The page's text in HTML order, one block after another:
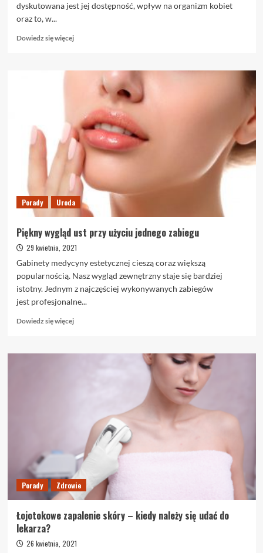
dyskutowana jest jej dostępność, wpływ na organizm kobiet
oraz to, w...
Dowiedz się więcejDowiedz
o
antykoncepcyjne
kupisz
w
aptece?
Porady Uroda
Piękny wygląd ust przy użyciu jednego zabiegu
29 kwietnia, 2021
Gabinety medycyny estetycznej cieszą coraz większą
popularnością. Nasz wygląd zewnętrzny staje się bardziej
istotny. Jednym z najczęściej wykonywanych zabiegów
jest profesjonalne...
Dowiedz się więcejDowiedz
o
jednego
zabiegu
Porady Zdrowie
Łojotokowe zapalenie skóry – kiedy należy się udać do
lekarza?
26 kwietnia, 2021